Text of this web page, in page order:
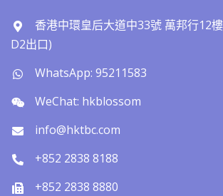
香港中環皇后大道中33號 萬邦行12
D2出口)
WhatsApp: 95211583
WeChat: hkblossom
info@hktbc.com
+852 2838 8188
+852 2838 8880